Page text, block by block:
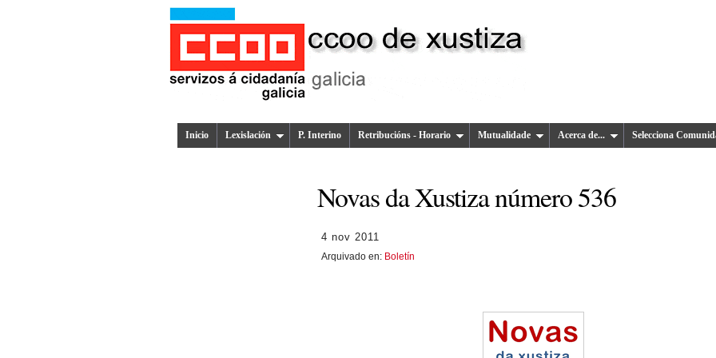
Inicio Lexislación P. Interino Retribucións - Horario Mutualidade Acerca de... Selecciona
Novas da Xustiza número 536
4 nov 2011
Arquivado en: Boletín